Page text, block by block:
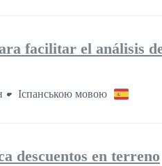
facilitar el análisis
Іспанською мовою
descuentos en terreno